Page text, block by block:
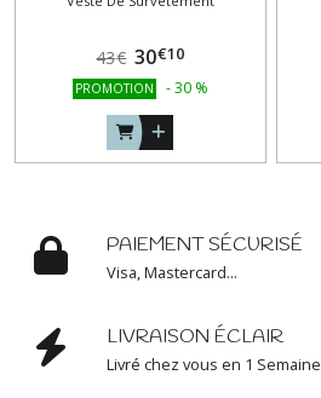
43€ 30€10
PROMOTION -30 %
PAIEMENT SÉCURISÉ
Visa, Mastercard...
LIVRAISON ÉCLAIR
Livré chez vous en 1 Semaine